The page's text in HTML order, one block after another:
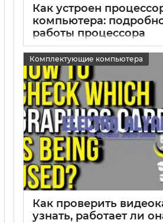
Как устроен
компьютера:
работы процессора
Комплектующие компьютера
Как проверить
узнать, работает ли